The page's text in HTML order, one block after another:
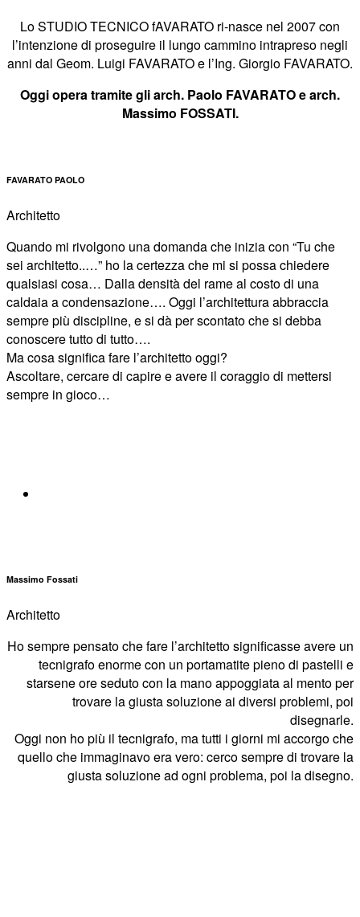
Lo STUDIO TECNICO fAVARATO ri-nasce nel 2007 con
l’intenzione di proseguire il lungo cammino intrapreso negli
anni dal Geom. Luigi FAVARATO e l’Ing. Giorgio FAVARATO.
Oggi opera tramite gli arch. Paolo FAVARATO e arch.
Massimo FOSSATI.
FAVARATO PAOLO
Architetto
Quando mi rivolgono una domanda che inizia con “Tu che
sei architetto..…” ho la certezza che mi si possa chiedere
qualsiasi cosa… Dalla densità del rame al costo di una
caldaia a condensazione…. Oggi l’architettura abbraccia
sempre più discipline, e si dà per scontato che si debba
conoscere tutto di tutto….
Ma cosa significa fare l’architetto oggi?
Ascoltare, cercare di capire e avere il coraggio di mettersi
sempre in gioco…
Massimo Fossati
Architetto
Ho sempre pensato che fare l’architetto significasse avere un
tecnigrafo enorme con un portamatite pieno di pastelli e
starsene ore seduto con la mano appoggiata al mento per
trovare la giusta soluzione ai diversi problemi, poi
disegnarle.
Oggi non ho più il tecnigrafo, ma tutti i giorni mi accorgo che
quello che immaginavo era vero: cerco sempre di trovare la
giusta soluzione ad ogni problema, poi la disegno.